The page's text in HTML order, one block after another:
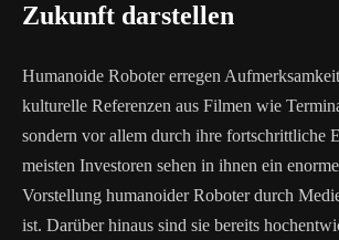
Zukunft darstellen
Humanoide Roboter erregen
kulturelle Referenzen aus Filmen wie
sondern vor allem durch ihre fortschrittliche
meisten Investoren sehen in ihnen ein
Vorstellung humanoider Roboter durch
ist. Darüber hinaus sind sie bereits